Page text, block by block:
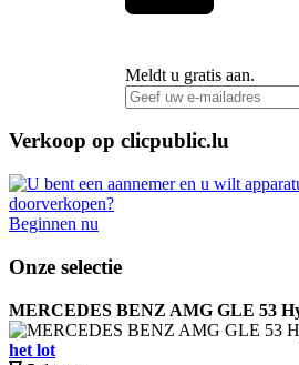
Meldt u gratis aan.
Verkoop op clicpublic.lu
Beginnen nu
Onze selectie
MERCEDES BENZ AMG GLE 53
het lot